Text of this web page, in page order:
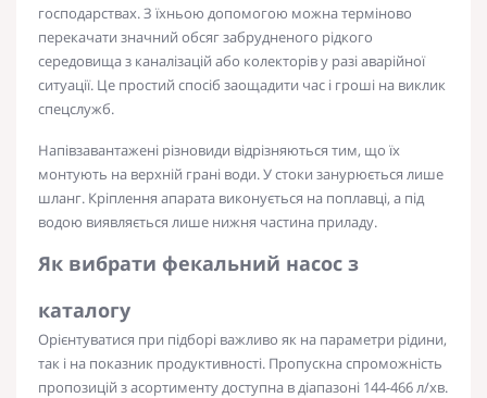
господарствах. З їхньою допомогою можна терміново
перекачати значний обсяг забрудненого рідкого
середовища з каналізацій або колекторів у разі аварійної
ситуації. Це простий спосіб заощадити час і гроші на виклик
спецслужб.
Напівзавантажені різновиди відрізняються тим, що їх
монтують на верхній грані води. У стоки занурюється лише
шланг. Кріплення апарата виконується на поплавці, а під
водою виявляється лише нижня частина приладу.
Як вибрати фекальний насос з
каталогу
Орієнтуватися при підборі важливо як на параметри рідини,
так і на показник продуктивності. Пропускна спроможність
пропозицій з асортименту доступна в діапазоні 144-466 л/хв.